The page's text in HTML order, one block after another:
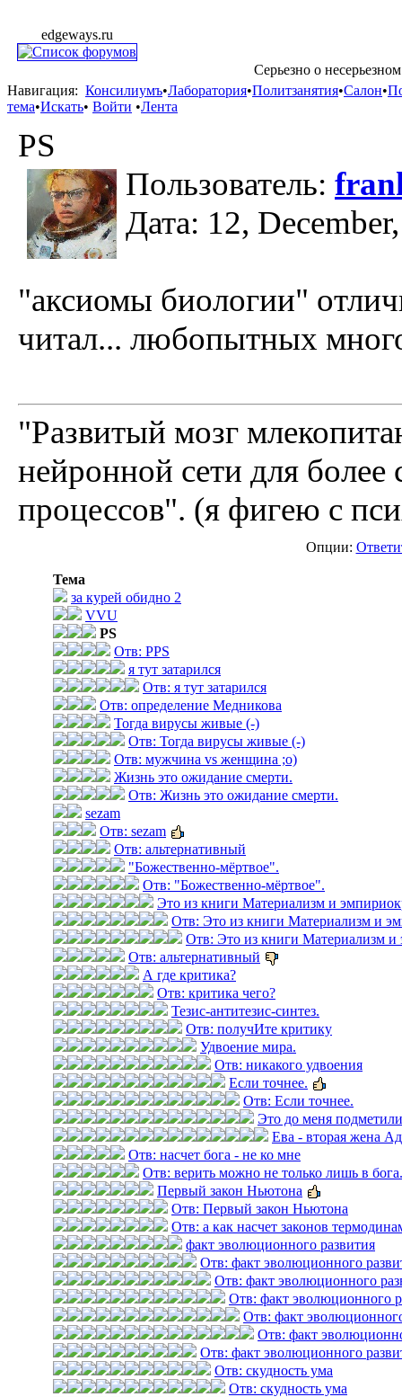
edgeways.ru
Серьезно о
Навигация: Консилиумъ•Лаборатория•Политзанятия•Салон•
тема•Искать• Войти •Лента
PS
Пользователь:
Дата: 12,
"аксиомы биологии"
читал... любопытных
"Развитый мозг
нейронной сети для
процессов". (я фигею с
Опции:
Тема
за курей обидно 2
VVU
PS
Отв: PPS
я тут затарился
Отв: я тут затарился
Отв: определение Медникова
Тогда вирусы живые (-)
Отв: Тогда вирусы живые (-)
Отв: мужчина vs женщина ;о)
Жизнь это ожидание смерти.
Отв: Жизнь это ожидание смерти.
sezam
Отв: sezam
Отв: альтернативный
"Божественно-мёртвое".
Отв: "Божественно-мёртвое".
Это из книги Материализм и
Отв: Это из книги Материализм и
Отв: Это из книги Материализм
Отв: альтернативный
А где критика?
Отв: критика чего?
Тезис-антитезис-синтез.
Отв: получИте критику
Удвоение мира.
Отв: никакого удвоения
Если точнее.
Отв: Если точнее.
Это до меня
Ева - вторая жена
Отв: насчет бога - не ко мне
Отв: верить можно не только лишь в
Первый закон Ньютона
Отв: Первый закон Ньютона
Отв: а как насчет законов
факт эволюционного развития
Отв: факт эволюционного
Отв: факт эволюционного
Отв: факт эволюционного
Отв: факт
Отв: факт
Отв: факт эволюционного
Отв: скудность ума
Отв: скудность ума